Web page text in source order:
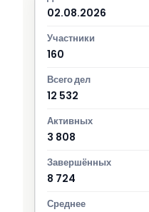
02.08.2026
160
12 532
3 808
8 724